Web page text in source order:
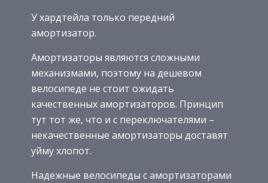
У хардтейла только передний
амортизатор.
Амортизаторы являются сложными
механизмами, поэтому на дешевом
велосипеде не стоит ожидать
качественных амортизаторов. Принцип
тут тот же, что и с переключателями –
некачественные амортизаторы доставят
уйму хлопот.
Надежные велосипеды с амортизаторами